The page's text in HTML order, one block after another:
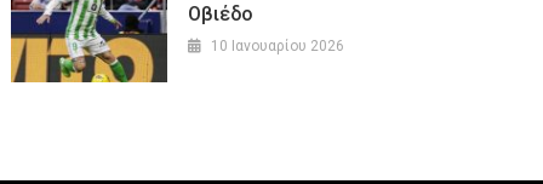
Οβιέδο
10 Ιανουαρίου 2026